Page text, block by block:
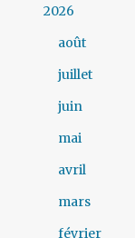
2026
août
juillet
juin
mai
avril
mars
février